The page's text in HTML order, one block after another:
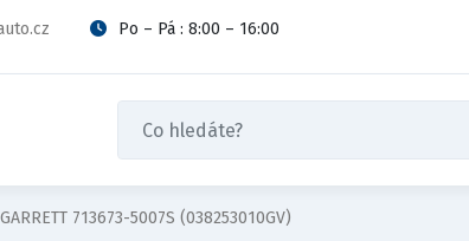
Po – Pá : 8:00 – 16:00
713673-5007S (038253010GV)